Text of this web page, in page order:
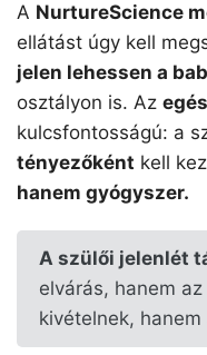
A NurtureScience
ellátást úgy kell
jelen lehessen a
osztályon is. Az
kulcsfontosságú: a
tényezőként kell
hanem gyógyszer.
A szülői jelenlét
elvárás, hanem az
kivételnek, hanem